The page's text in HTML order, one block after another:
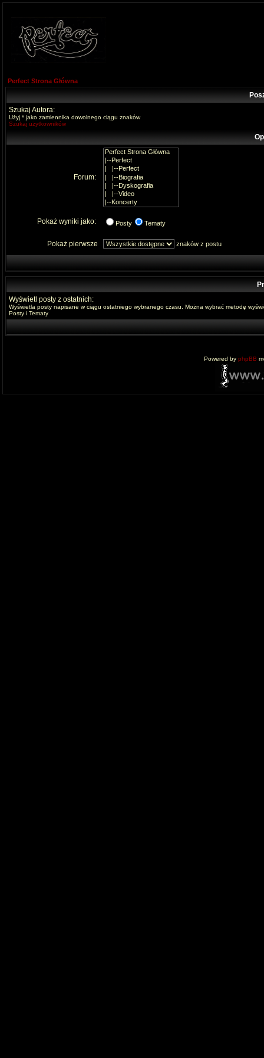
Perfect Strona Główna
Szukaj Autora:
Użyj * jako zamiennika dowolnego ciągu znaków
Szukaj użytkowników
Forum:
Pokaż wyniki jako: Posty Tematy
Pokaż pierwsze znaków z postu
Wyświetl posty z ostatnich:
Wyświetla posty napisane w ciągu ostatniego wybranego czasu. Można wybrać metodę
Posty i Tematy
Powered by phpBB